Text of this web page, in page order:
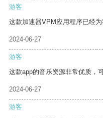
游客
这款加速器VPM应用程序已经为
2024-06-27
游客
这款app的音乐资源非常优质，
2024-06-27
游客